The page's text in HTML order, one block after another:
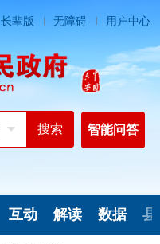
长辈版 无障碍 用户中心
智能问答
互动 解读 数据 县